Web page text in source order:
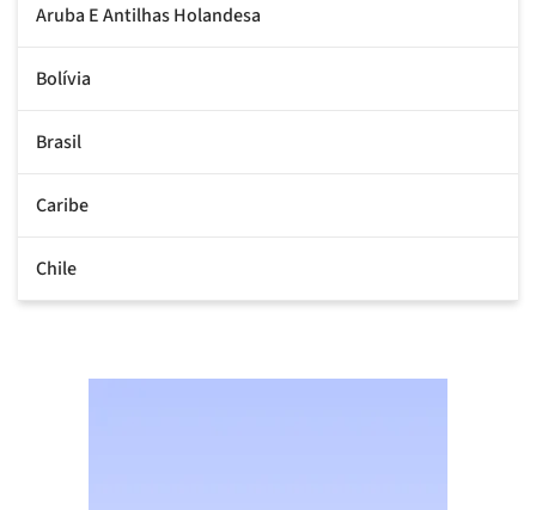
Aruba E Antilhas Holandesa
Bolívia
Brasil
Caribe
Chile